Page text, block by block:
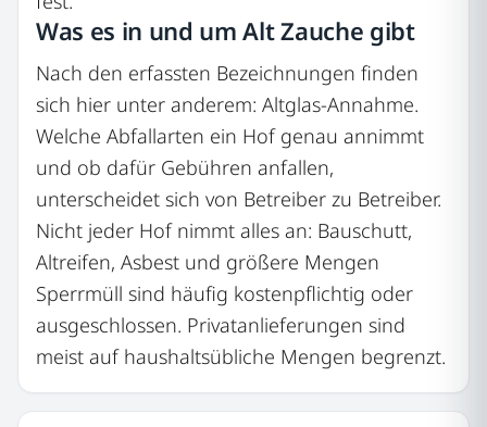
Was es in und um Alt Zauche gibt
Nach den erfassten Bezeichnungen finden
sich hier unter anderem: Altglas-Annahme.
Welche Abfallarten ein Hof genau annimmt
und ob dafür Gebühren anfallen,
unterscheidet sich von Betreiber zu Betreiber.
Nicht jeder Hof nimmt alles an: Bauschutt,
Altreifen, Asbest und größere Mengen
Sperrmüll sind häufig kostenpflichtig oder
ausgeschlossen. Privatanlieferungen sind
meist auf haushaltsübliche Mengen begrenzt.